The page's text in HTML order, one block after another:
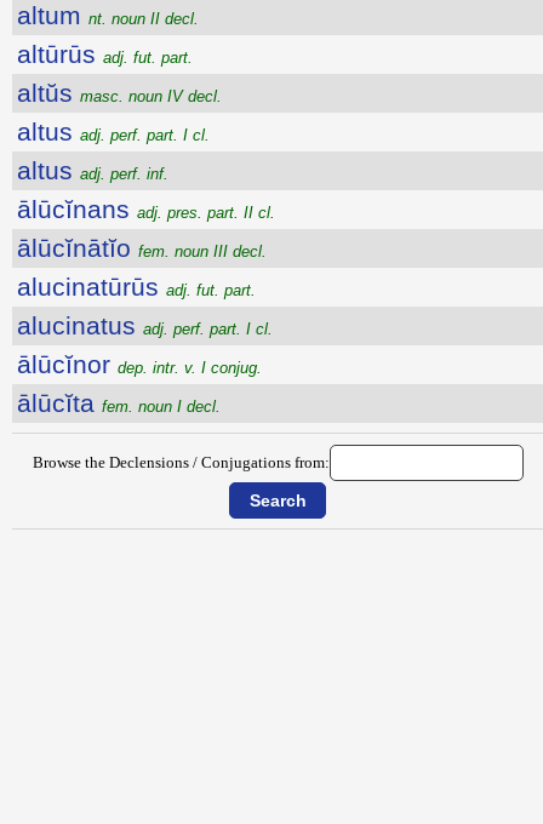
altum nt. noun II decl.
altūrūs adj. fut. part.
altŭs masc. noun IV decl.
altus adj. perf. part. I cl.
altus adj. perf. inf.
ālūcĭnans adj. pres. part. II cl.
ālūcĭnātĭo fem. noun III decl.
alucinatūrūs adj. fut. part.
alucinatus adj. perf. part. I cl.
ālūcĭnor dep. intr. v. I conjug.
ālūcĭta fem. noun I decl.
Browse the Declensions / Conjugations from: